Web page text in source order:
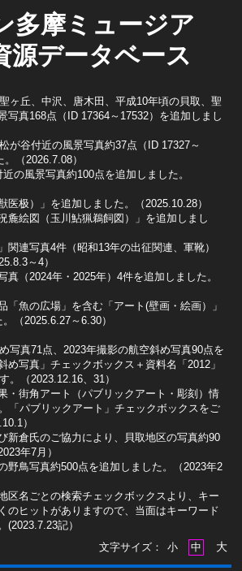
多摩ミュージア
データベース
ヶ丘、中沢、唐木田、平成10年頃の貝取、聖
写真168点（ID 17364～17532）を追加しまし
が谷付近の風景写真約37点（ID 17327～
（2026.7.08）
の風景写真約100点を追加しました。
医极）」を追加しました。（2025.10.28）
麁絵図（玉川鮎猟鵜飼図）」を追加しまし
関連写真4件（昭和13年の出征関連、軍靴）
～4）
真（2024年・2025年）4件を追加しました。
「魚の広場」を含む「アート(壁画・絵画）」
（2025.6.27～6.30）
写真71点、2023年撮影の航空斜め写真90点を
め写真」チェックボックス＋資料名「2012」
。（2023.12.16、31）
・街角アート（パブリックアート・彫刻）情
「パブリックアート」チェックボックスをご
）
新倉氏のご協力により、貝取地区の写真約90
年7月）
野鳥写真約500点を追加しました。（2023年2
区名ごとの検索チェックボックスより、キー
のヒットがありますので、当面はキーワード
(2023.7.23記）
文字サイズ：
小 中 大